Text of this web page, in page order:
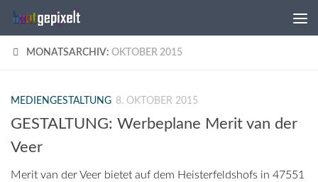
Zum Inhalt springen
MONATSARCHIV: OKTOBER 2015
MEDIENGESTALTUNG 8. OKTOBER 2015
GESTALTUNG: Werbeplane Merit van der
Veer
Merit van der Veer bietet auf dem Heisterfeldshofs in 47551